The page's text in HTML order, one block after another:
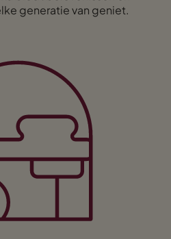
generatie van geniet.